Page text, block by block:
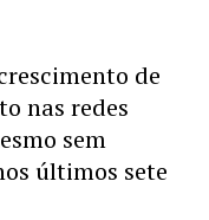
de
nas redes
sem
últimos sete